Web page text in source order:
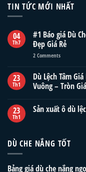
TIN TỨC MỚI NHẤT
04
Th7
#1 Báo giá Dù
Đẹp Giá Rẻ
2 Comments
23
Th1
Dù Lệch Tâm
Vuông – Tròn
23
Th1
Sản xuất ô dù
DÙ CHE NẮNG TỐT
Bảng giá dù che nắng